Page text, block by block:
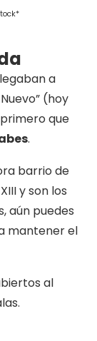
a
(hoy
que
.
barrio de
y son los
aún puedes
mantener el
al